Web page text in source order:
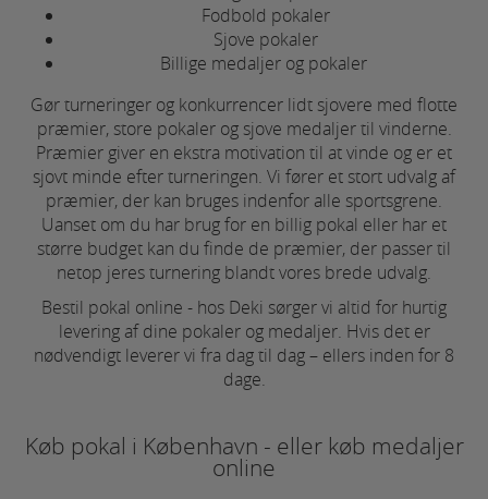
Fodbold pokaler
Sjove pokaler
Billige medaljer og pokaler
Gør turneringer og konkurrencer lidt sjovere med flotte
præmier, store pokaler og sjove medaljer til vinderne.
Præmier giver en ekstra motivation til at vinde og er et
sjovt minde efter turneringen. Vi fører et stort udvalg af
præmier, der kan bruges indenfor alle sportsgrene.
Uanset om du har brug for en billig pokal eller har et
større budget kan du finde de præmier, der passer til
netop jeres turnering blandt vores brede udvalg.
Bestil pokal online - hos Deki sørger vi altid for hurtig
levering af dine pokaler og medaljer. Hvis det er
nødvendigt leverer vi fra dag til dag – ellers inden for 8
dage.
Køb pokal i København - eller køb medaljer
online
Statistik-cookies bruges til at optimere design,
brugervenlighed og effektiviteten af en
hjemmeside. Fx ved at indsamle besøgsstatistik
Markedsføring
Markedsførings-cookies (tracking-cookies)
indsamler brugerens digitale fodspor på tværs af
flere hjemmesider og registrerer, hvad brugeren
interesserer sig for/søger på for at kunne vise
personrettede annoncer, når denne færdes på
internettet.